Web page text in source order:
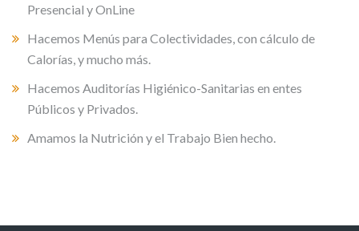
Presencial y OnLine
Hacemos Menús para Colectividades, con cálculo de
Calorías, y mucho más.
Hacemos Auditorías Higiénico-Sanitarias en entes
Públicos y Privados.
Amamos la Nutrición y el Trabajo Bien hecho.